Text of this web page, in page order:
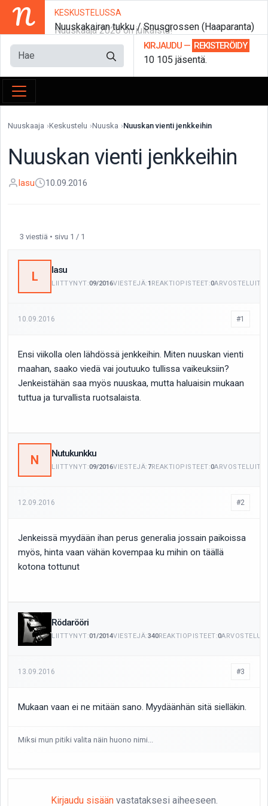
N KESKUSTELUSSA
Nuuskaaja 2026 on julkaistu!
Nuuskakairan tukku / Snusgrossen (Haaparanta)
KIRJAUDU — REKISTERÖIDY
10 105 jäsentä.
Nuuskaaja Keskustelu Nuuska Nuuskan vienti jenkkeihin
Nuuskan vienti jenkkeihin
lasu 10.09.2016
3 viestiä • sivu 1 / 1
L lasu
LIITTYNYT:09/2016VIESTEJÄ:1 REAKTIOPISTEET:0ARVOSTELUITA:
10.09.2016 #1
Ensi viikolla olen lähdössä jenkkeihin. Miten nuuskan vienti
maahan, saako viedä vai joutuuko tullissa vaikeuksiin?
Jenkeistähän saa myös nuuskaa, mutta haluaisin mukaan
tuttua ja turvallista ruotsalaista.
N Nutukunkku
LIITTYNYT:09/2016VIESTEJÄ: 7REAKTIOPISTEET:0ARVOSTELUITA:
12.09.2016 #2
Jenkeissä myydään ihan perus generalia jossain paikoissa
myös, hinta vaan vähän kovempaa ku mihin on täällä
kotona tottunut
Rödarööri
LIITTYNYT:01/2014VIESTEJÄ:340REAKTIOPISTEET:0
13.09.2016 #3
Mukaan vaan ei ne mitään sano. Myydäänhän sitä sielläkin.
Miksi mun pitiki valita näin huono nimi...
Kirjaudu sisäänvastataksesi aiheeseen.